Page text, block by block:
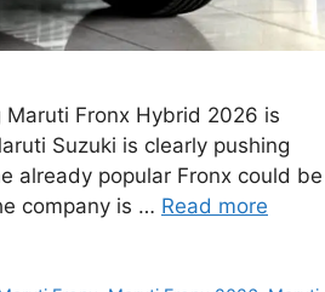
Fronx Hybrid 2026 is
Suzuki is clearly pushing
already popular Fronx could be
company is … Read more